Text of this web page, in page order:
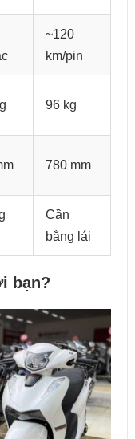
~120
km/pin
96 kg
780 mm
Cần
bằng lái
bạn?